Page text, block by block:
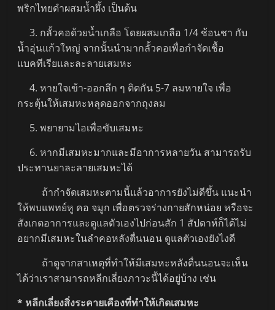
พริกไทยดำผสมน้ำผึ้ง เป็นต้น
3. กลั้วคอด้วยน้ำเกลือ โดยผสมเกลือ 1/4 ช้อนชา กับ
น้ำอุ่นแก้วใหญ่ จากนั้นนำมากลั้วคอเพื่อกำจัดเชื้อ
แบคทีเรียและละลายเสมหะ
4. หายใจเข้า-ออกลึก ๆ ติดกัน 5-7 ลมหายใจ เพื่อ
กระตุ้นให้เสมหะหลุดออกจากถุงลม
5. พยายามไอเพื่อขับเสมหะ
6. หากมีเสมหะมากและมีอาการหลายวัน สามารถรับ
ประทานยาละลายเสมหะได้
ถ้ากำจัดเสมหะตามนี้แล้วอาการยังไม่ดีขึ้น แนะนำ
ให้พบแพทย์หู คอ จมูก เพื่อตรวจร่างกายสักหน่อย หรือจะ
สังเกตอาการและดูแลตัวเองไปก่อนสัก 1 สัปดาห์ก็ได้ไม่
อยากมีเสมหะในลำคอหลังตื่นนอน ดูแลตัวเองยังไงดี
ถ้าดูจากสาเหตุที่ทำให้มีเสมหะหลังตื่นนอนจะเห็น
ได้ว่าเราสามารถหลีกเลี่ยงภาวะนี้ได้อยู่บ้าง เช่น
* หลีกเลี่ยงสิ่งระคายเคืองที่ทำให้เกิดเสมหะ